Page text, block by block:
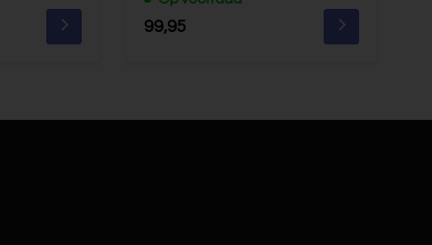
99,95